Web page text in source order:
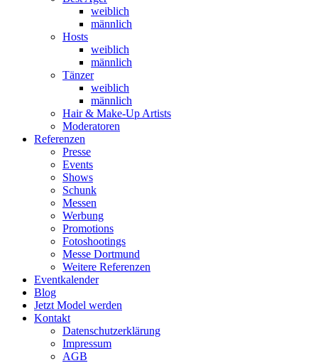
weiblich
männlich
Hosts
weiblich
männlich
Tänzer
weiblich
männlich
Hair & Make-Up Artists
Moderatoren
Referenzen
Presse
Events
Shows
Schunk
Messen
Werbung
Promotions
Fotoshootings
Messe Dortmund
Weitere Referenzen
Eventkalender
Blog
Jetzt Model werden
Kontakt
Datenschutzerklärung
Impressum
AGB